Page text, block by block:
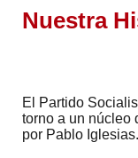
Nuestra
El Partido
torno a un núcleo
por Pablo Iglesias.